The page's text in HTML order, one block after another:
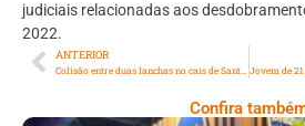
judiciais relacionadas aos
2022.
ANTERIOR
Colisão entre duas lanchas no cais de Santa Luzia, em Angra dos Reis, deixa 3 feridos
Confira